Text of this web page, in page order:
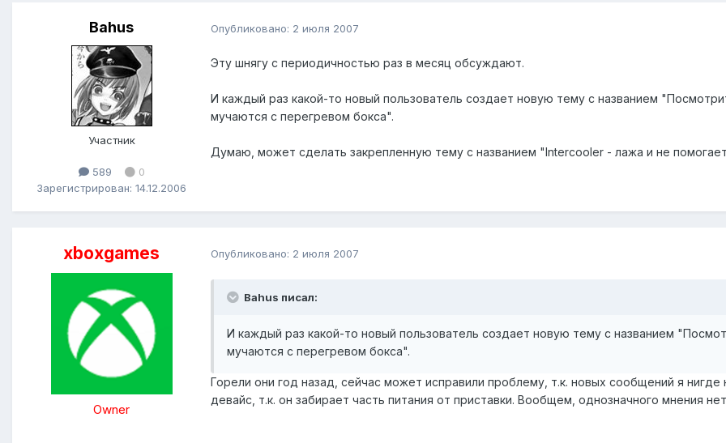
Bahus
Участник
589
0
Зарегистрирован: 14.12.2006
Опубликовано: 2 июля 2007
Эту шнягу с периодичностью раз в месяц обсуждают.
И каждый раз какой-то новый пользователь создает новую тему с названием
мучаются с перегревом бокса".
Думаю, может сделать закрепленную тему с названием "Intercooler - лажа и не
xboxgames
Owner
Опубликовано: 2 июля 2007
Bahus писал:
И каждый раз какой-то новый пользователь создает новую тему с названием
мучаются с перегревом бокса".
Горели они год назад, сейчас может исправили проблему, т.к. новых сообщений я
девайс, т.к. он забирает часть питания от приставки. Вообщем, однозначного мнения